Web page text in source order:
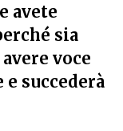
avete
sia
voce
e succederà